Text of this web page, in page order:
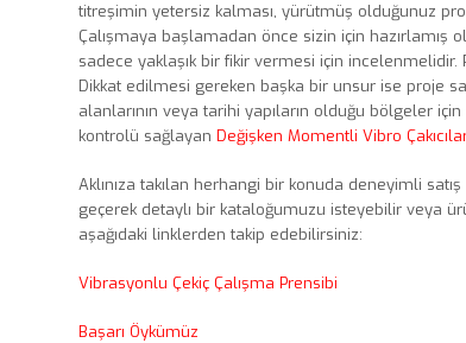
titreşimin yetersiz kalması, yürütmüş olduğunuz
Çalışmaya başlamadan önce sizin için hazırlamış
sadece yaklaşık bir fikir vermesi için incelenmelidir.
Dikkat edilmesi gereken başka bir unsur ise proje
alanlarının veya tarihi yapıların olduğu bölgeler
kontrolü sağlayan Değişken Momentli Vibro
Aklınıza takılan herhangi bir konuda deneyimli
geçerek detaylı bir kataloğumuzu isteyebilir veya
aşağıdaki linklerden takip edebilirsiniz:
Vibrasyonlu Çekiç Çalışma Prensibi
Başarı Öykümüz